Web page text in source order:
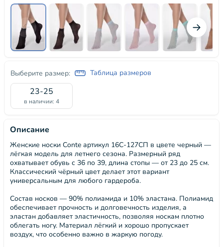
Выберите размер: Таблица размеров
23-25
в наличии: 4
Описание
Женские носки Conte артикул 16С-127СП в цвете черный —
лёгкая модель для летнего сезона. Размерный ряд
охватывает обувь с 36 по 39, длина стопы — от 23 до 25 см.
Классический чёрный цвет делает этот вариант
универсальным для любого гардероба.
Состав носков — 90% полиамида и 10% эластана. Полиамид
обеспечивает прочность и долговечность изделия, а
эластан добавляет эластичность, позволяя носкам плотно
облегать ногу. Материал лёгкий и хорошо пропускает
воздух, что особенно важно в жаркую погоду.